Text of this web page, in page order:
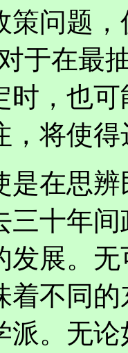
策问题
于在最
时，也
，将使
在思辨
三十年
发展。
着不同
派。无